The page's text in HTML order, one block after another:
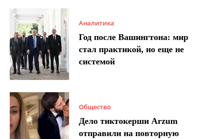
Аналитика
Год после Вашингтона: мир
стал практикой, но еще не
системой
Общество
Дело тиктокерши Arzum
отправили на повторную